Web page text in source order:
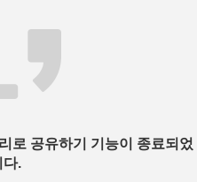
로 공유하기 기능이 종료되었
다.